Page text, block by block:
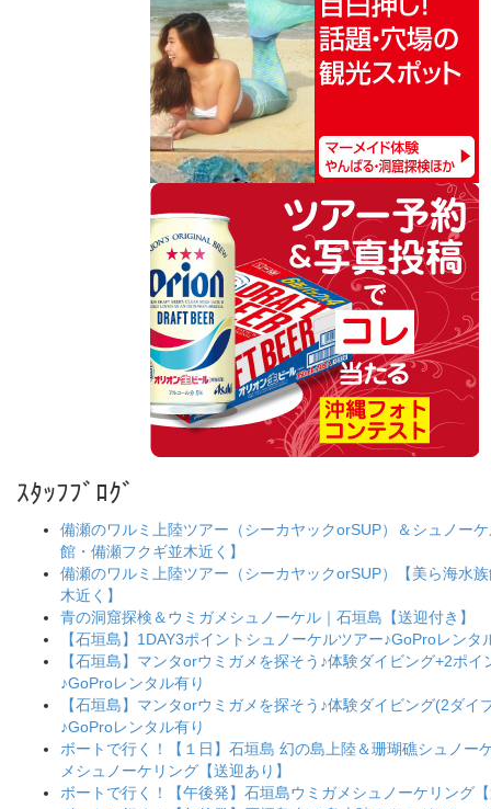
ｽﾀｯﾌﾌﾞﾛｸﾞ
備瀬のワルミ上陸ツアー（シーカヤックorSUP）＆シュノー
館・備瀬フクギ並木近く】
備瀬のワルミ上陸ツアー（シーカヤックorSUP）【美ら海水
木近く】
青の洞窟探検＆ウミガメシュノーケル｜石垣島【送迎付き】
【石垣島】1DAY3ポイントシュノーケルツアー♪GoProレンタ
【石垣島】マンタorウミガメを探そう♪体験ダイビング+2ポイ
♪GoProレンタル有り
【石垣島】マンタorウミガメを探そう♪体験ダイビング(2ダイ
♪GoProレンタル有り
ボートで行く！【１日】石垣島 幻の島上陸＆珊瑚礁シュノー
メシュノーケリング【送迎あり】
ボートで行く！【午後発】石垣島ウミガメシュノーケリング